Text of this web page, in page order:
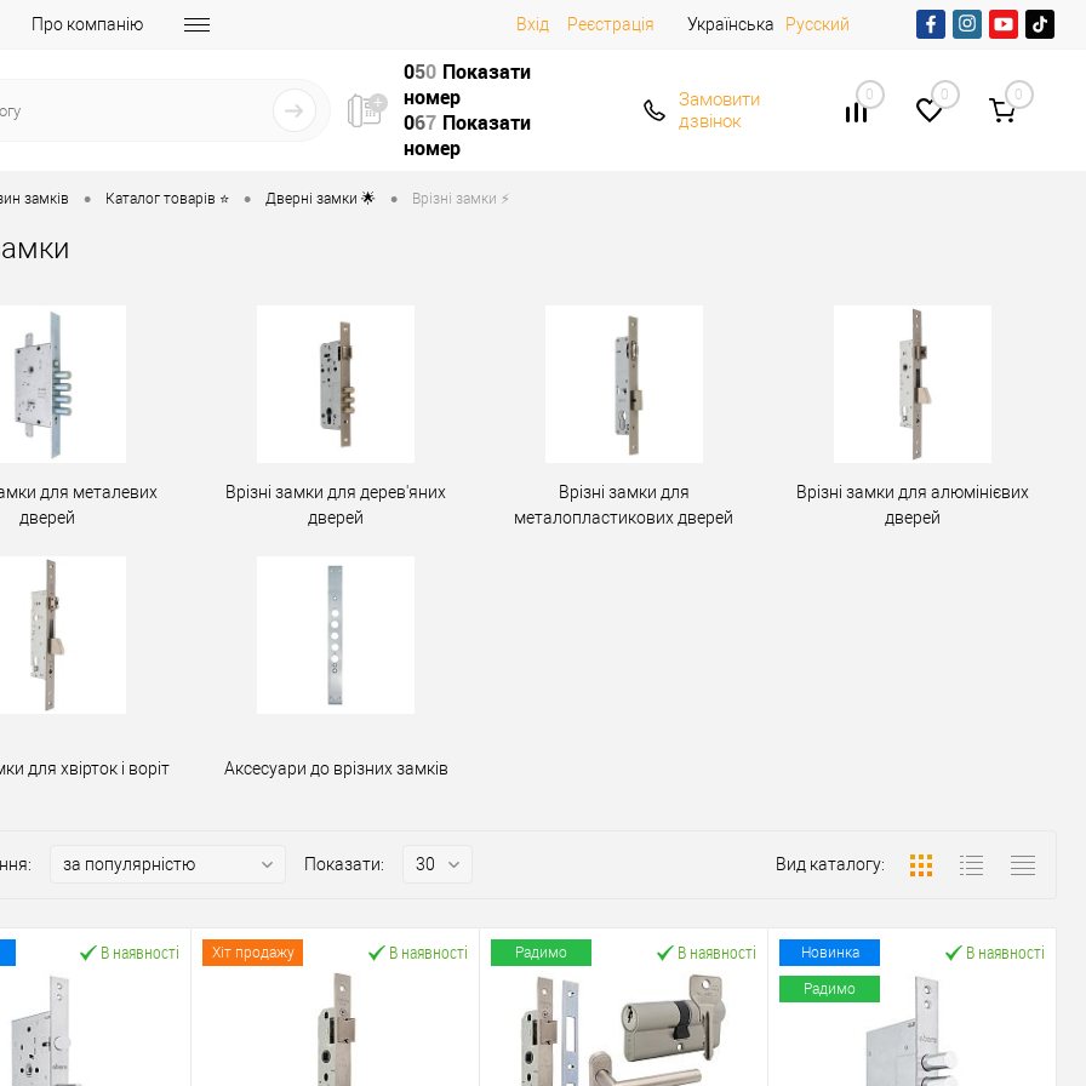
Про компанію Вхід Реєстрація Українська Русский
050 Показати
номер
067 Показати
номер
Замовити
дзвінок
0 0 0
замків • Каталог товарів ⭐ • Дверні замки 🌟 • Врізні замки ⚡️
для металевих
дверей
Врізні замки для дерев'яних
дверей
Врізні замки для
металопластикових дверей
Врізні замки для алюмінієвих
дверей
для хвірток і воріт Аксесуари до врізних замків
Показати: Вид каталогу:
В наявності Хіт продажу В наявності Радимо В наявності Новинка
Радимо
В наявності